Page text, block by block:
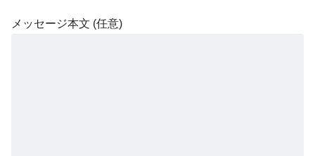
メッセージ本文 (任意)